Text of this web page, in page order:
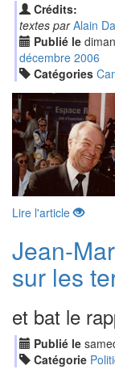
Crédits:
textes par Alain
Publié le
décembre 2006
Catégories
Lire l'article
Jean-
sur les
et bat le
Publié le
Catégorie